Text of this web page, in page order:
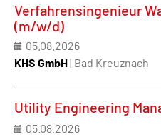
Verfahrensingenieur
(m/w/d)
05.08.2026
KHS GmbH| Bad Kreuznach
Utility Engineering
05.08.2026